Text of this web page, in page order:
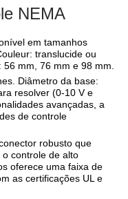
NEMA
em tamanhos
translucide ou
mm, 76 mm e 98 mm.
Diâmetro da base:
resolver (0-10 V e
avançadas, a
de controle
robusto que
controle de alto
oferece uma faixa de
as certificações UL e